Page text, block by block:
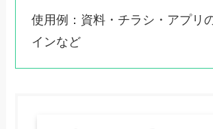
使用例：資料・チラシ・アプリ
インなど